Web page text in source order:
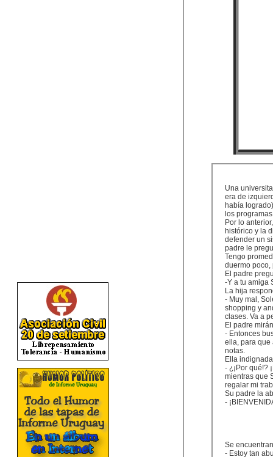
Una
era de
había
los
Por lo
histórico y la
defender un
padre le
Tengo
duermo poco,
El padre
-Y a tu amiga
La hija
- Muy mal,
shopping y
clases. Va a
El padre
- Entonces
ella, para que
notas.
Ella
- ¿¡Por qué!?
mientras que
regalar mi
Su padre la
-
Se
- Estoy tan